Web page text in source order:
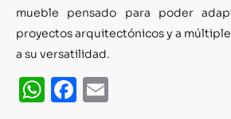
mueble pensado para poder
proyectos arquitectónicos y a
a su versatilidad.
WhatsApp
Facebook